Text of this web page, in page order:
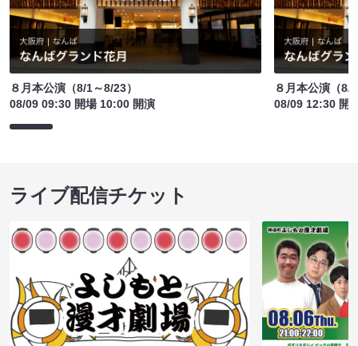
８月本公演（8/1～8/23）
08/09 09:30 開場 10:00 開演
８月本公演（8/
08/09 12:30 開
ライブ配信チケット